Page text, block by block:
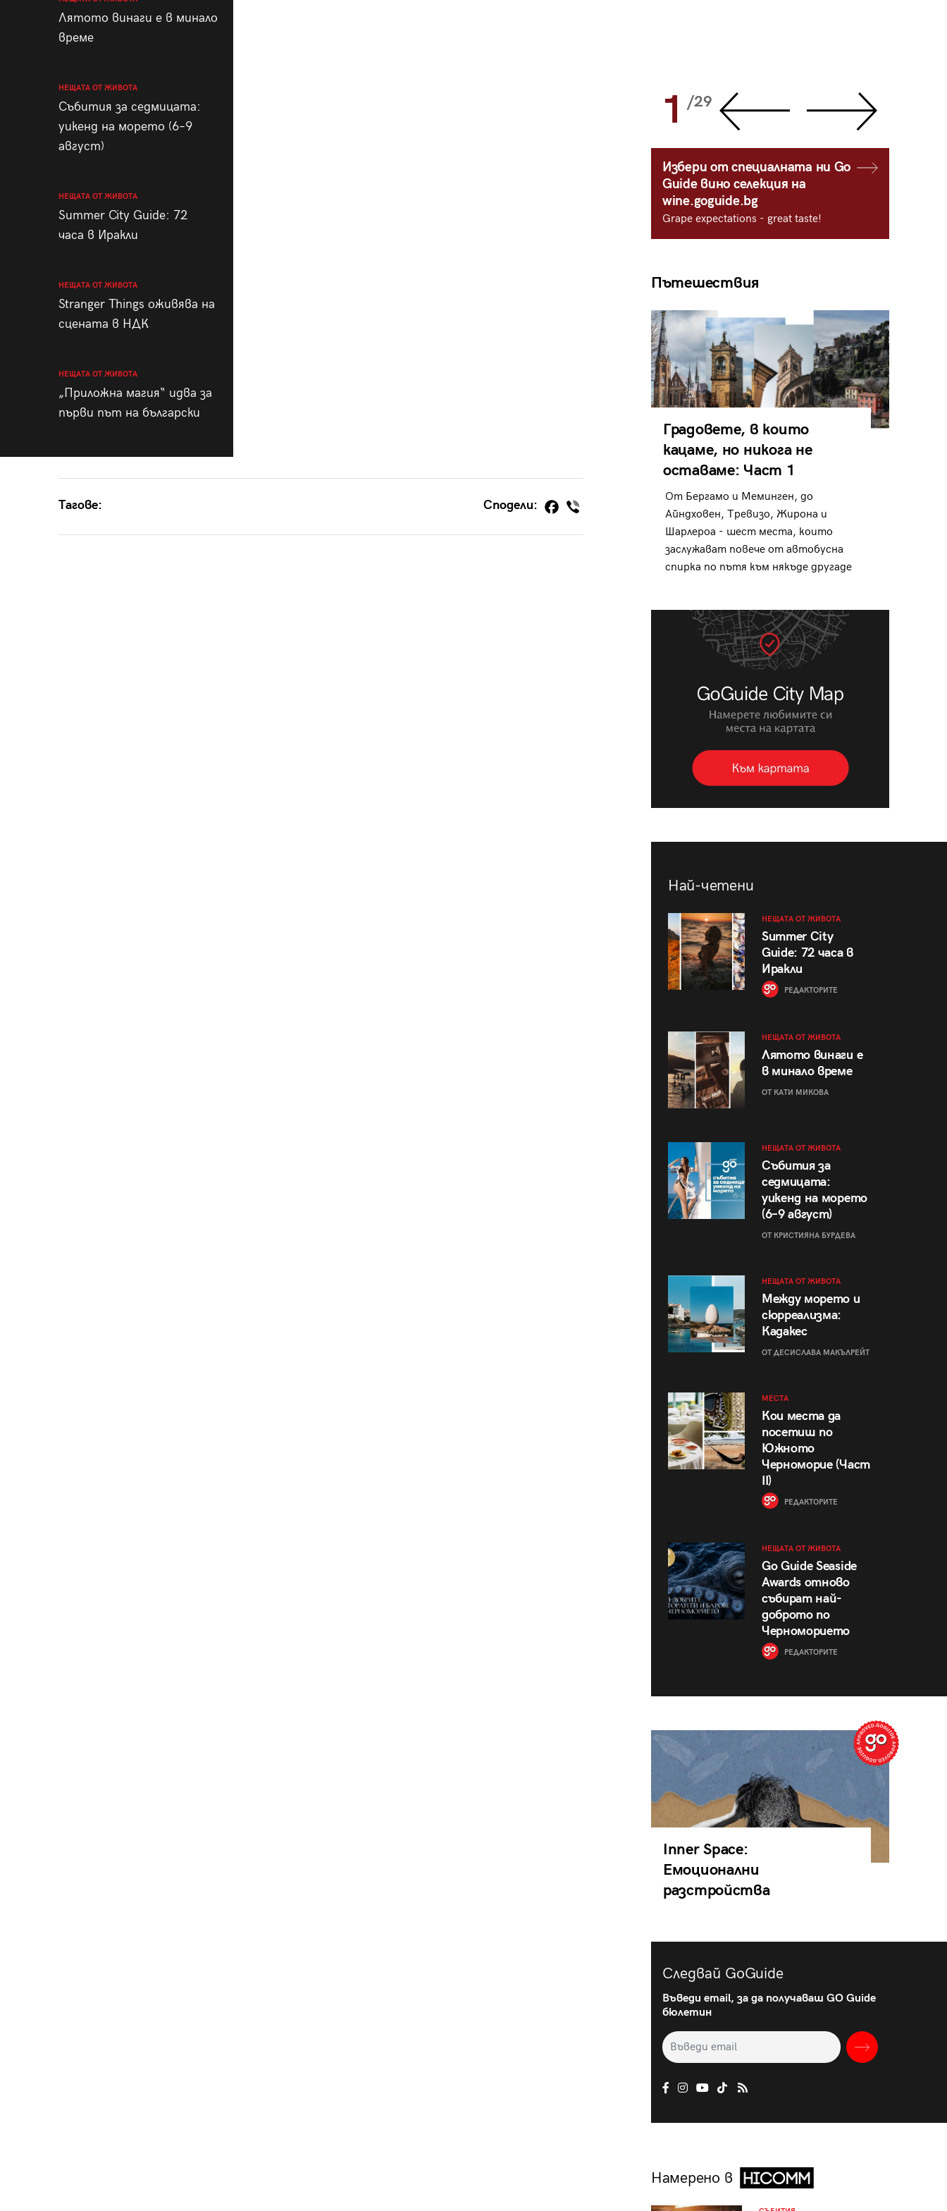
Лятото винаги е в минало
време
НЕЩАТА ОТ ЖИВОТА
Събития за седмицата:
уикенд на морето (6–9
август)
НЕЩАТА ОТ ЖИВОТА
Summer City Guide: 72
часа в Иракли
НЕЩАТА ОТ ЖИВОТА
Stranger Things оживява на
сцената в НДК
НЕЩАТА ОТ ЖИВОТА
„Приложна магия“ идва за
първи път на български
Тагове: Сподели:
28 1 /29
Избери от специалната ни Go
Guide вино селекция на
wine.goguide.bg
Grape expectations - great taste!
Пътешествия
Градовете, в които
кацаме, но никога не
оставаме: Част 1
От Бергамо и Меминген, до
Айндховен, Тревизо, Жирона и
Шарлероа - шест места, които
заслужават повече от автобусна
спирка по пътя към някъде другаде
Най-четени
НЕЩАТА ОТ ЖИВОТА
Summer City
Guide: 72 часа в
Иракли
РЕДАКТОРИТЕ
НЕЩАТА ОТ ЖИВОТА
Лятото винаги е
в минало време
ОТ КАТИ МИКОВА
НЕЩАТА ОТ ЖИВОТА
Събития за
седмицата:
уикенд на морето
(6–9 август)
ОТ КРИСТИЯНА БУРДЕВА
НЕЩАТА ОТ ЖИВОТА
Между морето и
сюрреализма:
Кадакес
ОТ ДЕСИСЛАВА МАКЪЛРЕЙТ
МЕСТА
Кои места да
посетиш по
Южното
Черноморие (Част
II)
РЕДАКТОРИТЕ
НЕЩАТА ОТ ЖИВОТА
Go Guide Seaside
Awards отново
събират най-
доброто по
Черноморието
РЕДАКТОРИТЕ
Inner Space:
Емоционални
разстройства
Следвай GoGuide
Въведи email, за да получаваш GO Guide
бюлетин
Намерено в